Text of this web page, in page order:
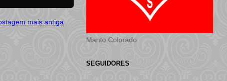
mais antiga
Manto Colorado
SEGUIDORES